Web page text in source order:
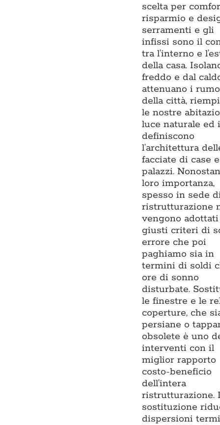
scelta per
risparmio e
serramenti e gli
infissi sono il
tra l’interno e
della casa.
freddo e dal
attenuano i
della città,
le nostre
luce naturale ed
definiscono
l’architettura
facciate di case e
palazzi.
loro importanza,
spesso in sede
ristrutturazione
vengono
giusti criteri di
errore che poi
paghiamo sia in
termini di soldi
ore di sonno
disturbate.
le finestre e le
coperture, che
persiane o
obsolete è uno
interventi con il
miglior rapporto
costo-beneficio
dell’intera
ristrutturazione.
sostituzione
dispersioni